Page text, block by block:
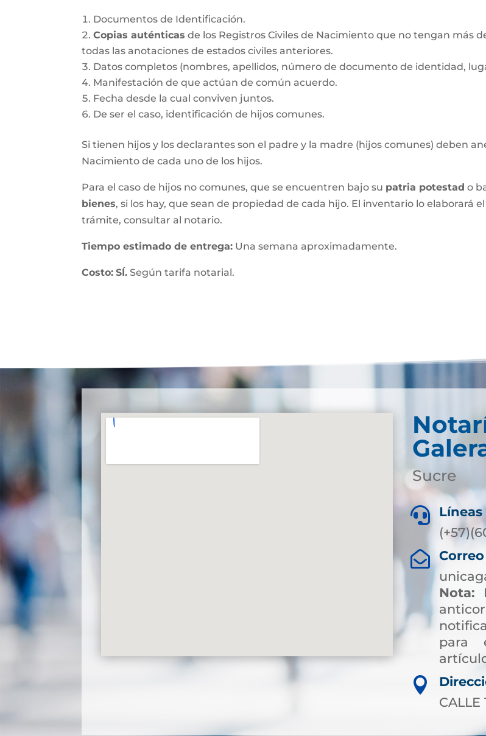
Documentos de Identificación.
Copias auténticas de los Registros Civiles de Nacimiento que no tengan más
todas las anotaciones de estados civiles anteriores.
Datos completos (nombres, apellidos, número de documento de identidad,
Manifestación de que actúan de común acuerdo.
Fecha desde la cual conviven juntos.
De ser el caso, identificación de hijos comunes.
Si tienen hijos y los declarantes son el padre y la madre (hijos comunes) deben
Nacimiento de cada uno de los hijos.
Para el caso de hijos no comunes, que se encuentren bajo su patria potestad o
bienes, si los hay, que sean de propiedad de cada hijo. El inventario lo elaborará
trámite, consultar al notario.
Tiempo estimado de entrega: Una semana aproximadamente.
Costo: SÍ. Según tarifa notarial.
Sucre


Nota:
para

CALLE